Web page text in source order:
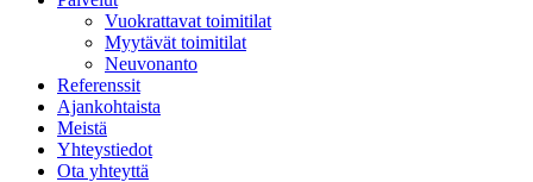
Vuokrattavat toimitilat
Myytävät toimitilat
Neuvonanto
Referenssit
Ajankohtaista
Meistä
Yhteystiedot
Ota yhteyttä